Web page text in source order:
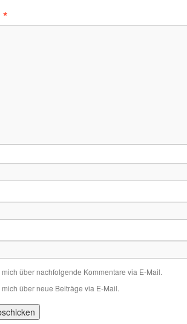
*
über nachfolgende Kommentare via E-Mail.
über neue Beiträge via E-Mail.